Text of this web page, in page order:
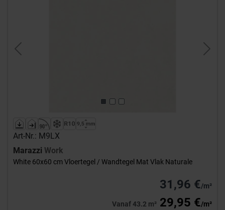
Previous Next
Art-Nr.: M9LX
Marazzi Work
White 60x60 cm Vloertegel / Wandtegel Mat Vlak Naturale
31,96 €/m²
Vanaf 43.2 m² 29,95 €/m²